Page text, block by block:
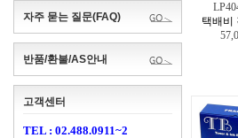
자주 묻는 질문(FAQ)
반품/환불/AS안내
고객센터
TEL : 02.488.0911~2
택배비